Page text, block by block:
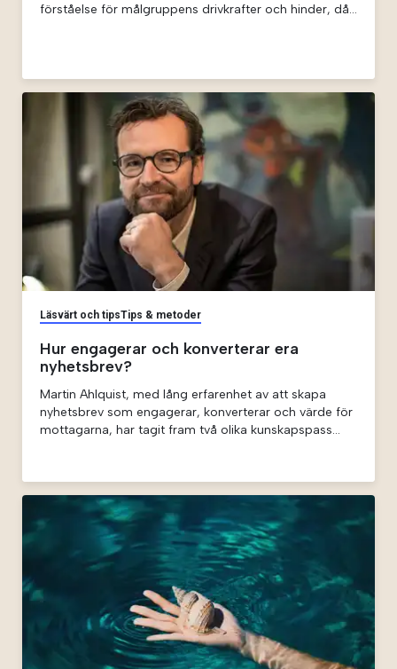
förståelse för målgruppens drivkrafter och hinder, då
Läsvärt och tipsTips & metoder
Hur engagerar och konverterar era
nyhetsbrev?
Martin Ahlquist, med lång erfarenhet av att skapa
nyhetsbrev som engagerar, konverterar och värde för
mottagarna, har tagit fram två olika kunskapspass